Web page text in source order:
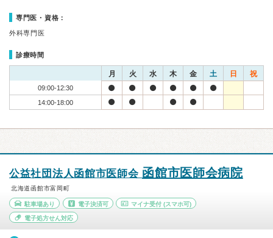
専門医・資格：
外科専門医
診療時間
月 火 水 木 金 土 日 祝
09:00-12:30
14:00-18:00
公益社団法人函館市医師会 函館市医師会病院
北海道函館市富岡町
駐車場あり 電子決済可 マイナ受付 (スマホ可)
電子処方せん対応